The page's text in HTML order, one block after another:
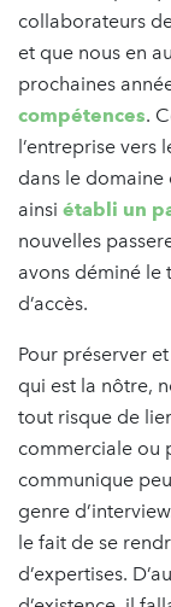
collaborateurs
et que nous en
prochaines
compétences.
l’entreprise vers
dans le domaine
ainsi établi un
nouvelles
avons déminé le
d’accès.
Pour préserver
qui est la nôtre,
tout risque de
commerciale ou
communique
genre
le fait de se
d’expertises.